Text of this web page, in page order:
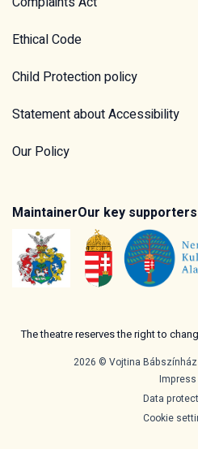
Ethical Code
Child Protection policy
Statement about Accessibility
Our Policy
MaintainerOur key supporters
The theatre reserves the right to
2026 © Vojtina
Impress
Data
Cookie